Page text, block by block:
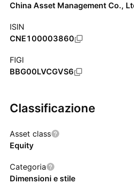
China Asset Management Co.,
ISIN
CNE100003860
FIGI
BBG00LVCGVS6
Classificazione
Asset class
Equity
Categoria
Dimensioni e stile